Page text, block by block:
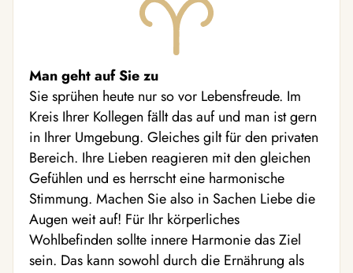
Man geht auf Sie zu
Sie sprühen heute nur so vor Lebensfreude. Im
Kreis Ihrer Kollegen fällt das auf und man ist gern
in Ihrer Umgebung. Gleiches gilt für den privaten
Bereich. Ihre Lieben reagieren mit den gleichen
Gefühlen und es herrscht eine harmonische
Stimmung. Machen Sie also in Sachen Liebe die
Augen weit auf! Für Ihr körperliches
Wohlbefinden sollte innere Harmonie das Ziel
sein. Das kann sowohl durch die Ernährung als